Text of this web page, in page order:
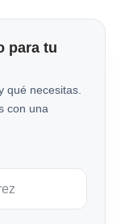
para tu
qué necesitas.
con una